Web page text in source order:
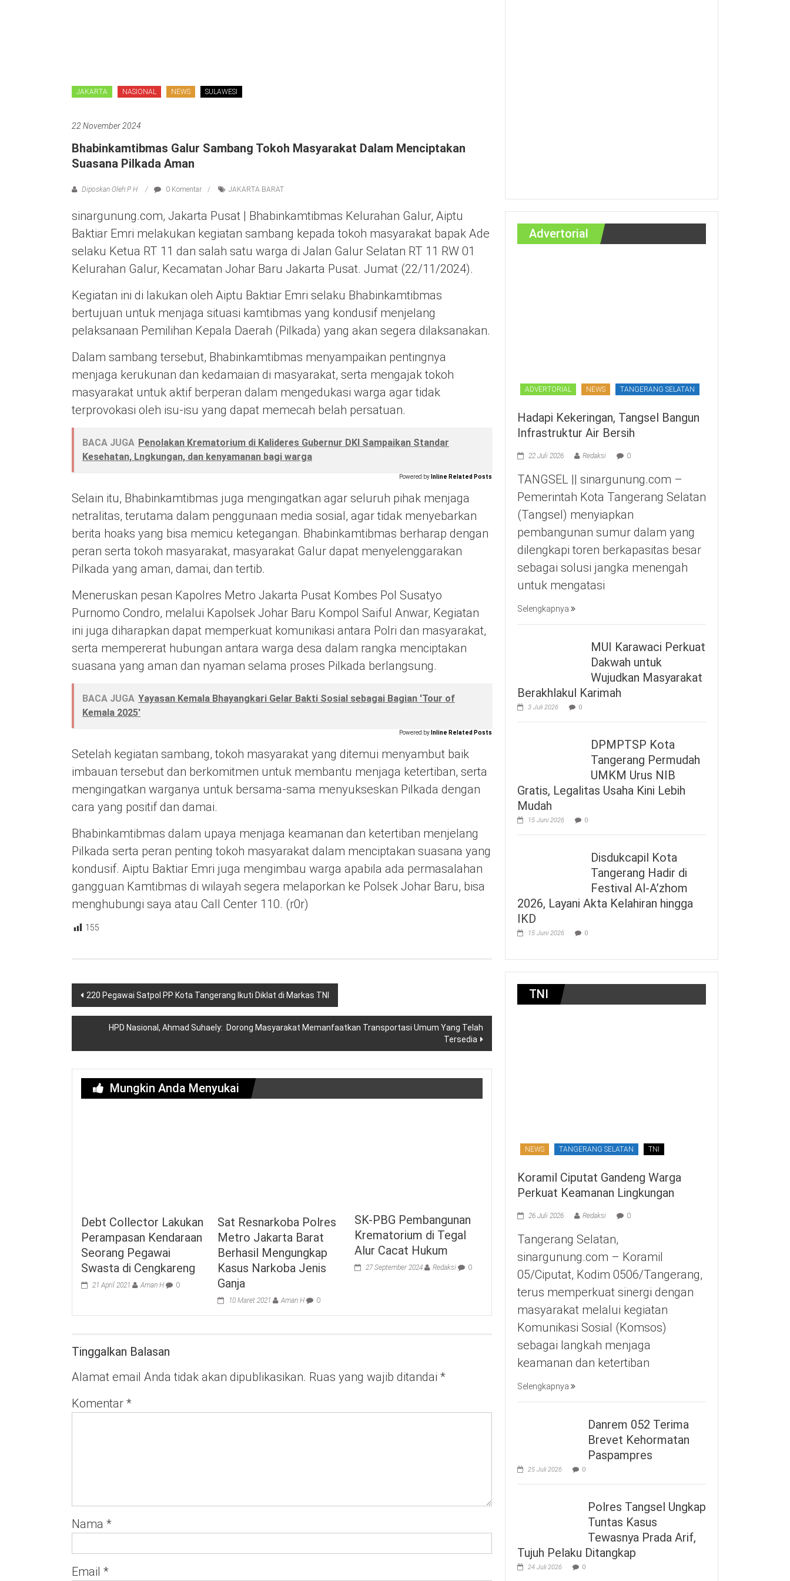
JAKARTA NASIONAL NEWS SULAWESI
22 November 2024
Bhabinkamtibmas Galur Sambang Tokoh Masyarakat Dalam Menciptakan
Suasana Pilkada Aman
Diposkan Oleh:P H 0 Komentar JAKARTA BARAT
sinargunung.com, Jakarta Pusat | Bhabinkamtibmas Kelurahan Galur, Aiptu
Baktiar Emri melakukan kegiatan sambang kepada tokoh masyarakat bapak Ade
selaku Ketua RT 11 dan salah satu warga di Jalan Galur Selatan RT 11 RW 01
Kelurahan Galur, Kecamatan Johar Baru Jakarta Pusat. Jumat (22/11/2024).
Kegiatan ini di lakukan oleh Aiptu Baktiar Emri selaku Bhabinkamtibmas
bertujuan untuk menjaga situasi kamtibmas yang kondusif menjelang
pelaksanaan Pemilihan Kepala Daerah (Pilkada) yang akan segera dilaksanakan.
Dalam sambang tersebut, Bhabinkamtibmas menyampaikan pentingnya
menjaga kerukunan dan kedamaian di masyarakat, serta mengajak tokoh
masyarakat untuk aktif berperan dalam mengedukasi warga agar tidak
terprovokasi oleh isu-isu yang dapat memecah belah persatuan.
BACA JUGA Penolakan Krematorium di Kalideres Gubernur DKI Sampaikan Standar
Kesehatan, Lngkungan, dan kenyamanan bagi warga
Powered by Inline Related Posts
Selain itu, Bhabinkamtibmas juga mengingatkan agar seluruh pihak menjaga
netralitas, terutama dalam penggunaan media sosial, agar tidak menyebarkan
berita hoaks yang bisa memicu ketegangan. Bhabinkamtibmas berharap dengan
peran serta tokoh masyarakat, masyarakat Galur dapat menyelenggarakan
Pilkada yang aman, damai, dan tertib.
Meneruskan pesan Kapolres Metro Jakarta Pusat Kombes Pol Susatyo
Purnomo Condro, melalui Kapolsek Johar Baru Kompol Saiful Anwar, Kegiatan
ini juga diharapkan dapat memperkuat komunikasi antara Polri dan masyarakat,
serta mempererat hubungan antara warga desa dalam rangka menciptakan
suasana yang aman dan nyaman selama proses Pilkada berlangsung.
BACA JUGA Yayasan Kemala Bhayangkari Gelar Bakti Sosial sebagai Bagian 'Tour of
Kemala 2025'
Powered by Inline Related Posts
Setelah kegiatan sambang, tokoh masyarakat yang ditemui menyambut baik
imbauan tersebut dan berkomitmen untuk membantu menjaga ketertiban, serta
mengingatkan warganya untuk bersama-sama menyukseskan Pilkada dengan
cara yang positif dan damai.
Bhabinkamtibmas dalam upaya menjaga keamanan dan ketertiban menjelang
Pilkada serta peran penting tokoh masyarakat dalam menciptakan suasana yang
kondusif. Aiptu Baktiar Emri juga mengimbau warga apabila ada permasalahan
gangguan Kamtibmas di wilayah segera melaporkan ke Polsek Johar Baru, bisa
menghubungi saya atau Call Center 110. (r0r)
155
Navigasi
pos
220 Pegawai Satpol PP Kota Tangerang Ikuti Diklat di Markas TNI
HPD Nasional, Ahmad Suhaely: Dorong Masyarakat Memanfaatkan Transportasi Umum Yang Telah
Tersedia
Mungkin Anda Menyukai
Debt Collector Lakukan
Perampasan Kendaraan
Seorang Pegawai
Swasta di Cengkareng
21 April 2021 Aman H 0
Sat Resnarkoba Polres
Metro Jakarta Barat
Berhasil Mengungkap
Kasus Narkoba Jenis
Ganja
10 Maret 2021 Aman H 0
SK-PBG Pembangunan
Krematorium di Tegal
Alur Cacat Hukum
27 September 2024 Redaksi 0
Tinggalkan Balasan
Alamat email Anda tidak akan dipublikasikan. Ruas yang wajib ditandai *
Komentar *
Nama *
Email *
Advertorial
ADVERTORIAL NEWS TANGERANG SELATAN
Hadapi Kekeringan, Tangsel Bangun
Infrastruktur Air Bersih
22 Juli 2026 Redaksi 0
TANGSEL || sinargunung.com –
Pemerintah Kota Tangerang Selatan
(Tangsel) menyiapkan
pembangunan sumur dalam yang
dilengkapi toren berkapasitas besar
sebagai solusi jangka menengah
untuk mengatasi
Selengkapnya
MUI Karawaci Perkuat
Dakwah untuk
Wujudkan Masyarakat
Berakhlakul Karimah
3 Juli 2026 0
DPMPTSP Kota
Tangerang Permudah
UMKM Urus NIB
Gratis, Legalitas Usaha Kini Lebih
Mudah
15 Juni 2026 0
Disdukcapil Kota
Tangerang Hadir di
Festival Al-A’zhom
2026, Layani Akta Kelahiran hingga
IKD
15 Juni 2026 0
TNI
NEWS TANGERANG SELATAN TNI
Koramil Ciputat Gandeng Warga
Perkuat Keamanan Lingkungan
26 Juli 2026 Redaksi 0
Tangerang Selatan,
sinargunung.com – Koramil
05/Ciputat, Kodim 0506/Tangerang,
terus memperkuat sinergi dengan
masyarakat melalui kegiatan
Komunikasi Sosial (Komsos)
sebagai langkah menjaga
keamanan dan ketertiban
Selengkapnya
Danrem 052 Terima
Brevet Kehormatan
Paspampres
25 Juli 2026 0
Polres Tangsel Ungkap
Tuntas Kasus
Tewasnya Prada Arif,
Tujuh Pelaku Ditangkap
24 Juli 2026 0